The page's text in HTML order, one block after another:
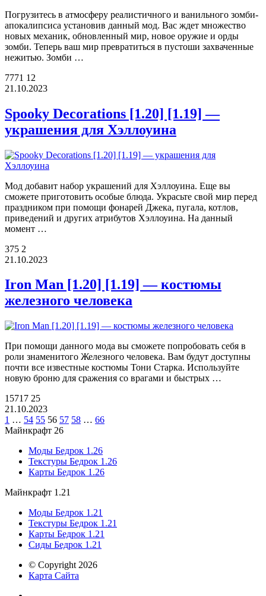
Погрузитесь в атмосферу реалистичного и ванильного зомби-
апокалипсиса установив данный мод. Вас ждет множество
новых механик, обновленный мир, новое оружие и орды
зомби. Теперь ваш мир превратиться в пустоши захваченные
нежитью. Зомби …
7771 12
21.10.2023
Spooky Decorations [1.20] [1.19] —
украшения для Хэллоуина
Мод добавит набор украшений для Хэллоуина. Еще вы
сможете приготовить особые блюда. Украсьте свой мир перед
праздником при помощи фонарей Джека, пугала, котлов,
приведений и других атрибутов Хэллоуина. На данный
момент …
375 2
21.10.2023
Iron Man [1.20] [1.19] — костюмы
железного человека
При помощи данного мода вы сможете попробовать себя в
роли знаменитого Железного человека. Вам будут доступны
почти все известные костюмы Тони Старка. Используйте
новую броню для сражения со врагами и быстрых …
15717 25
21.10.2023
1 … 54 55 56 57 58 … 66
Майнкрафт 26
Моды Бедрок 1.26
Текстуры Бедрок 1.26
Карты Бедрок 1.26
Майнкрафт 1.21
Моды Бедрок 1.21
Текстуры Бедрок 1.21
Карты Бедрок 1.21
Сиды Бедрок 1.21
© Copyright 2026
Карта Сайта